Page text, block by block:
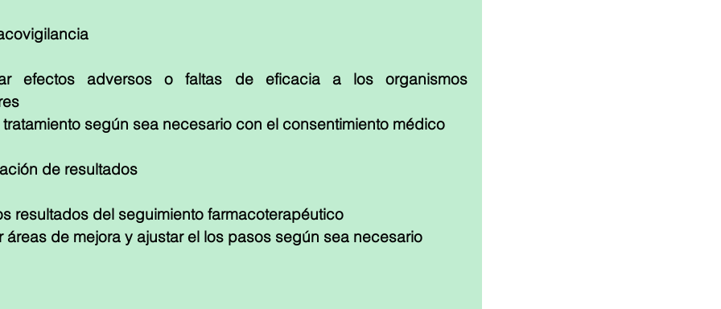
efectos adversos o faltas de eficacia a los organismos
tratamiento según sea necesario con el consentimiento médico
de resultados
resultados del seguimiento farmacoterapéutico
áreas de mejora y ajustar el los pasos según sea necesario